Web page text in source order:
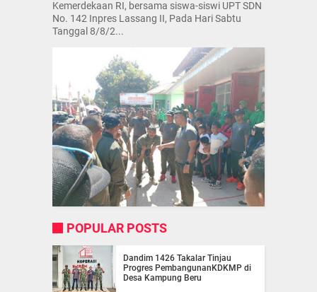
Kemerdekaan RI, bersama siswa-siswi UPT SDN
No. 142 Inpres Lassang II, Pada Hari Sabtu
Tanggal 8/8/2...
POPULAR POSTS
Dandim 1426 Takalar Tinjau
Progres PembangunanKDKMP di
Desa Kampung Beru